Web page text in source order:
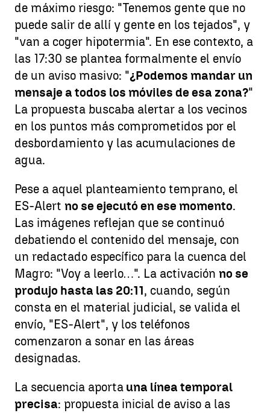
de máximo riesgo: "Tenemos gente que no
puede salir de allí y gente en los tejados", y
"van a coger hipotermia". En ese contexto, a
las 17:30 se plantea formalmente el envío
de un aviso masivo: "¿Podemos mandar un
mensaje a todos los móviles de esa zona?"
La propuesta buscaba alertar a los vecinos
en los puntos más comprometidos por el
desbordamiento y las acumulaciones de
agua.
Pese a aquel planteamiento temprano, el
ES-Alert no se ejecutó en ese momento.
Las imágenes reflejan que se continuó
debatiendo el contenido del mensaje, con
un redactado específico para la cuenca del
Magro: "Voy a leerlo…". La activación no se
produjo hasta las 20:11, cuando, según
consta en el material judicial, se valida el
envío, "ES-Alert", y los teléfonos
comenzaron a sonar en las áreas
designadas.
La secuencia aporta una línea temporal
precisa: propuesta inicial de aviso a las